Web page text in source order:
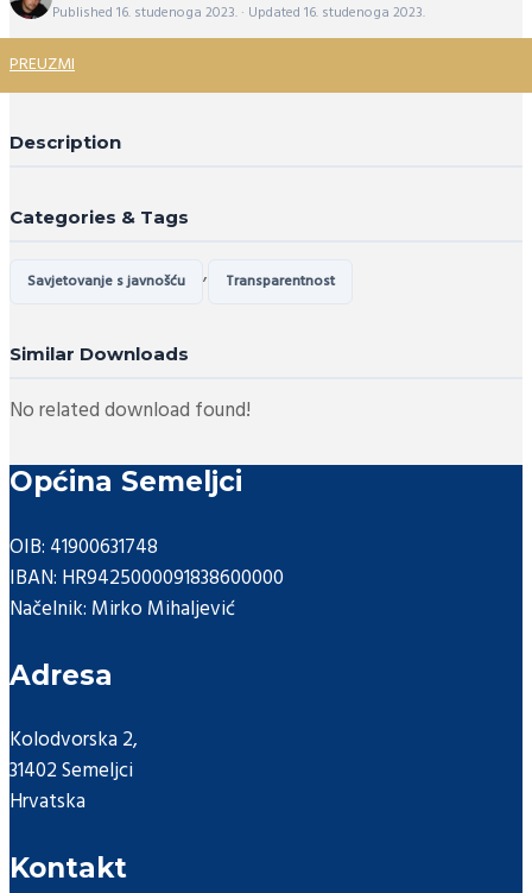
Published 16. studenoga 2023. · Updated 16. studenoga 2023.
PREUZMI
Description
Categories & Tags
Savjetovanje s javnošću , Transparentnost
Similar Downloads
No related download found!
Općina Semeljci
OIB: 41900631748
IBAN: HR9425000091838600000
Načelnik: Mirko Mihaljević
Adresa
Kolodvorska 2,
31402 Semeljci
Hrvatska
Kontakt